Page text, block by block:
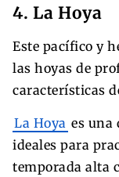
4. La Hoya
Este pacífico y
las hoyas de
características
La Hoya es una
ideales para
temporada alta